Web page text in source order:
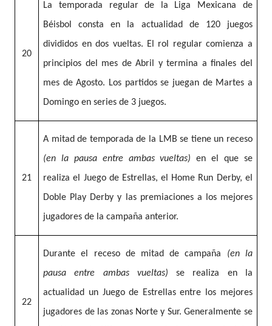
20
La temporada regular de la Liga Mexicana de
Béisbol consta en la actualidad de 120 juegos
divididos en dos vueltas. El rol regular comienza a
principios del mes de Abril y termina a finales del
mes de Agosto. Los partidos se juegan de Martes a
Domingo en series de 3 juegos.
21
A mitad de temporada de la LMB se tiene un receso
(en la pausa entre ambas vueltas) en el que se
realiza el Juego de Estrellas, el Home Run Derby, el
Doble Play Derby y las premiaciones a los mejores
jugadores de la campaña anterior.
22
Durante el receso de mitad de campaña (en la
pausa entre ambas vueltas) se realiza en la
actualidad un Juego de Estrellas entre los mejores
jugadores de las zonas Norte y Sur. Generalmente se